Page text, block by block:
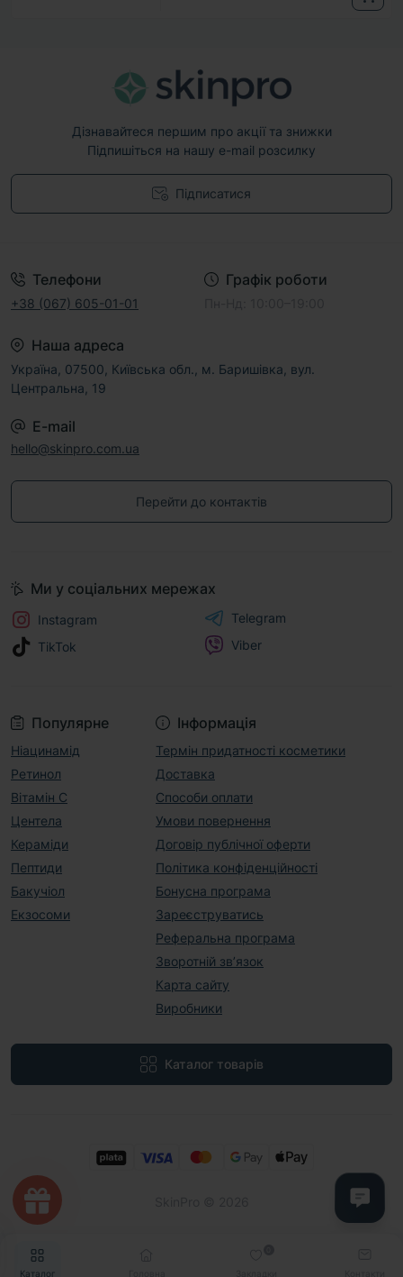
Каталог
Дізнавайтеся першим про акції та знижки
Підпишіться на нашу e-mail розсилку
Підписатися
Телефони
+38 (067) 605-01-01
Графік роботи
Наша адреса
Україна, 07500, Київська обл., м. Баришівка, вул.
Центральна, 19
E-mail
hello@skinpro.com.ua
Перейти до контактів
Популярне
Ніацинамід
Ретинол
Вітамін С
Центела
Кераміди
Пептиди
Бакучіол
Екзосоми
Інформація
Термін придатності косметики
Доставка
Способи оплати
Умови повернення
Договір публічної оферти
Політика конфіденційності
Бонусна програма
Зареєструватись
Реферальна програма
Зворотній зв’язок
Карта сайту
Виробники
Каталог товарів
Ми у соціальних мережах
Instagram
TikTok
Telegram
Viber